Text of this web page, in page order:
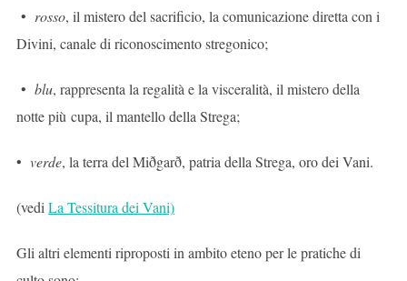
• rosso, il mistero del sacrificio, la comunicazione diretta con i
Divini, canale di riconoscimento stregonico;
• blu, rappresenta la regalità e la visceralità, il mistero della
notte più cupa, il mantello della Strega;
• verde, la terra del Miðgarð, patria della Strega, oro dei Vani.
(vedi La Tessitura dei Vani)
Gli altri elementi riproposti in ambito eteno per le pratiche di